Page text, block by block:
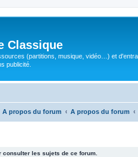
Classique
(partitions, musique, vidéo…) et
publicité.
A propos du forum A propos du forum
consulter les sujets de ce forum.